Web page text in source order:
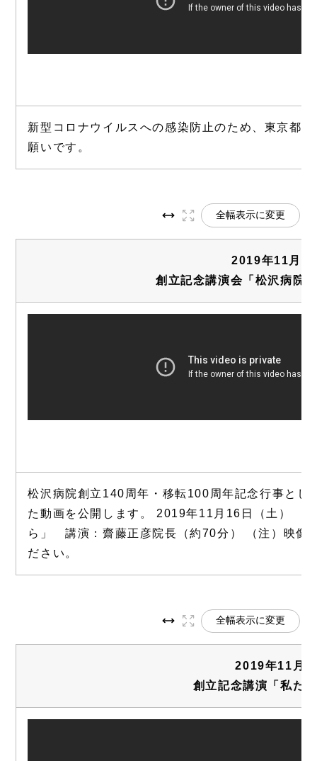
新型コロナウイルスへの感染防止のため、東京都
願いです。
全幅表示に変更
2019年11月
創立記念講演会「松沢病院
松沢病院創立140周年・移転100周年記念行事とし
た動画を公開します。 2019年11月16日（土）
ら」 講演：齋藤正彦院長（約70分） （注）映像
ださい。
全幅表示に変更
2019年11月7
創立記念講演「私た